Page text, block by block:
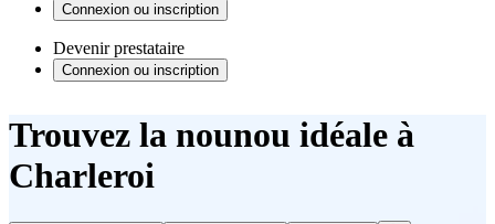
Connexion ou inscription
Devenir prestataire
Connexion ou inscription
Trouvez la nounou idéale à
Charleroi